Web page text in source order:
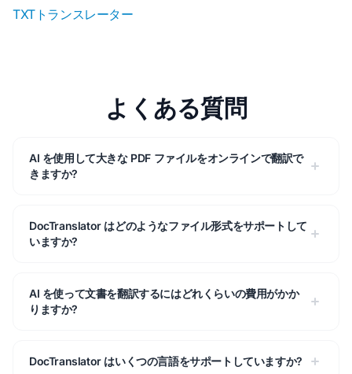
TXTトランスレーター
よくある質問
AI を使用して大きな PDF ファイルをオンラインで翻訳で
きますか?
DocTranslator はどのようなファイル形式をサポートして
いますか?
AI を使って文書を翻訳するにはどれくらいの費用がかか
りますか?
DocTranslator はいくつの言語をサポートしていますか?